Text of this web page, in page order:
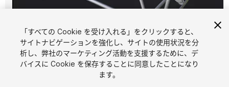
1/7
「すべての Cookie を受け入れる」をクリックすると、
サイトナビゲーションを強化し、サイトの使用状況を分
析し、弊社のマーケティング活動を支援するために、デ
バイスに Cookie を保存することに同意したことになり
ます。